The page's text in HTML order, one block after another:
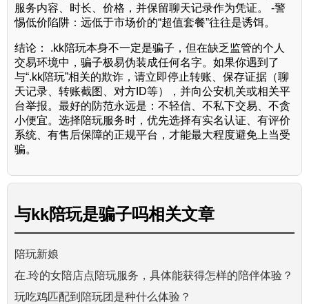
服务内容、时长、价格，并保留聊天记录作为凭证。 -警
惕低价陷阱：远低于市场价的“超值套餐”往往是诱饵。
结论： .kk陪玩本身不一定是骗子，但在缺乏监管的个人
交易环境中，骗子极易伪装成任何名字。如果你遇到了
与“.kk陪玩”相关的欺诈，请立即停止转账、保存证据（聊
天记录、转账截图、对方ID等），并向公安机关或相关平
台举报。最好的防范永远是：不轻信、不私下交易、不贪
小便宜。选择陪玩服务时，优先选择有实名认证、有评价
系统、有售后保障的正规平台，才能最大程度避免上当受
骗。
与kk陪玩是骗子吗相关文章
陪玩新娘
在.玲的女陪店点陪玩服务，具体能获得怎样的陪伴体验？
玩吃鸡匹配到陪玩团是种什么体验？